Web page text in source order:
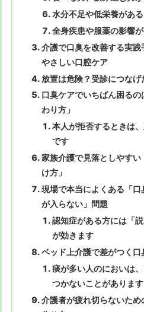
水分不足や低栄養がある
全身疾患や服薬の影響
介護で口臭を改善する実
やさしい口腔ケア
放置は危険？受診につな
口臭ケアでいちばん困る
わり方」
本人が拒否するときは
です
家族介護で見落としやす
け方」
現場で本当によくある「
が入らない」問題
認知症がある方には「
が効きます
ベッド上介護で差がつく口
痰が多い人のにおいは
つかないことがあります
介護者が疲れ切らないた